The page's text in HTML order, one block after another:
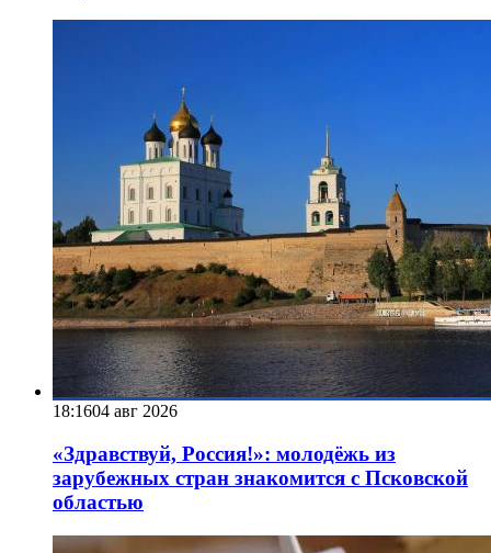
18:1604 авг 2026
«Здравствуй, Россия!»: молодёжь из
зарубежных стран знакомится с Псковской
областью